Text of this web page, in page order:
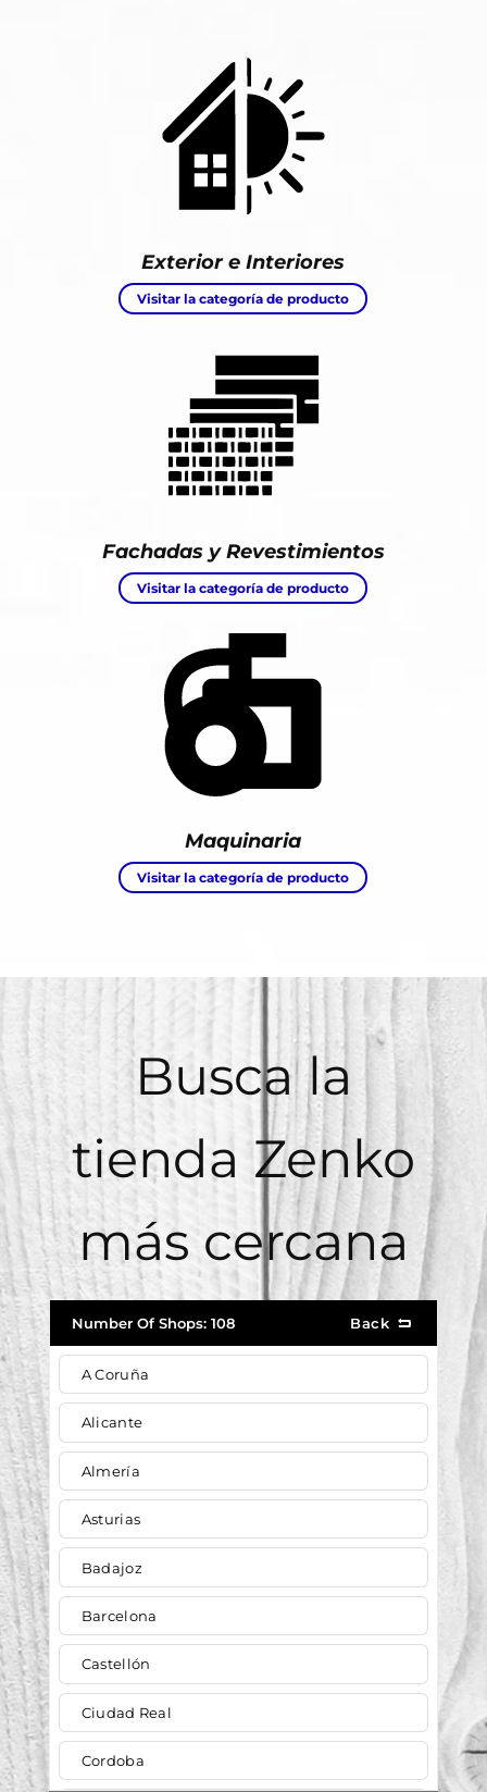
Exterior e Interiores
Visitar la categoría de producto
Fachadas y Revestimientos
Visitar la categoría de producto
Maquinaria
Visitar la categoría de producto
Busca la
tienda Zenko
más cercana
Number Of Shops: 108 Back
A Coruña
Alicante
Almería
Asturias
Badajoz
Barcelona
Castellón
Ciudad Real
Cordoba